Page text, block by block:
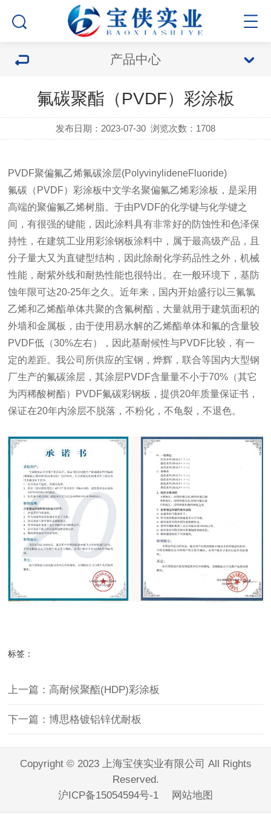
产品中心
氟碳聚酯（PVDF）彩涂板
发布日期：2023-07-30 浏览次数：1708
PVDF聚偏氟乙烯氟碳涂层(PolyvinylideneFluoride)
氟碳（PVDF）彩涂板中文学名聚偏氟乙烯彩涂板，是采用
高端的聚偏氟乙烯树脂。于由PVDF的化学键与化学键之
间，有很强的键能，因此涂料具有非常好的防蚀性和色泽保
持性，在建筑工业用彩涂钢板涂料中，属于最高级产品，且
分子量大又为直键型结构，因此除耐化学药品性之外，机械
性能，耐紫外线和耐热性能也很特出。在一般环境下，基防
蚀年限可达20-25年之久。近年来，国内开始盛行以三氟氯
乙烯和乙烯酯单体共聚的含氟树酯，大量就用于建筑面积的
外墙和金属板，由于使用易水解的乙烯酯单体和氟的含量较
PVDF低（30%左右），因此基耐候性与PVDF比较，有一
定的差距。我公司所供应的宝钢，烨辉，联合等国内大型钢
厂生产的氟碳涂层，其涂层PVDF含量量不小于70%（其它
为丙稀酸树酯）PVDF氟碳彩钢板，提供20年质量保证书，
保证在20年内涂层不脱落，不粉化，不龟裂，不退色。
标签：
上一篇：高耐候聚酯(HDP)彩涂板
下一篇：博思格镀铝锌优耐板
Copyright © 2023 上海宝侠实业有限公司 All Rights
Reserved.
沪ICP备15054594号-1
网站地图